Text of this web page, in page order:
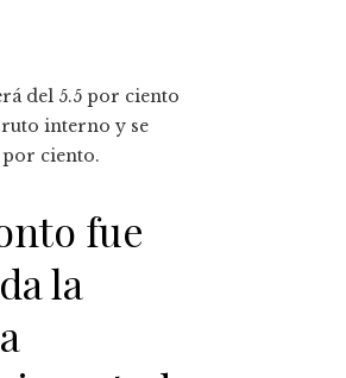
del 5.5 por ciento
interno y se
ciento.
fue
la